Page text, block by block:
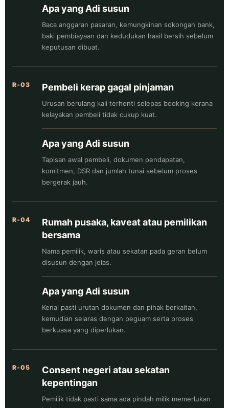
Apa yang Adi susun
Baca anggaran pasaran, kemungkinan sokongan bank,
baki pembiayaan dan kedudukan hasil bersih sebelum
keputusan dibuat.
R-03 Pembeli kerap gagal pinjaman
Urusan berulang kali terhenti selepas booking kerana
kelayakan pembeli tidak cukup kuat.
Apa yang Adi susun
Tapisan awal pembeli, dokumen pendapatan,
komitmen, DSR dan jumlah tunai sebelum proses
bergerak jauh.
R-04
Rumah pusaka, kaveat atau pemilikan
bersama
Nama pemilik, waris atau sekatan pada geran belum
disusun dengan jelas.
Apa yang Adi susun
Kenal pasti urutan dokumen dan pihak berkaitan,
kemudian selaras dengan peguam serta proses
berkuasa yang diperlukan.
R-05
Consent negeri atau sekatan
kepentingan
Pemilik tidak pasti sama ada pindah milik memerlukan